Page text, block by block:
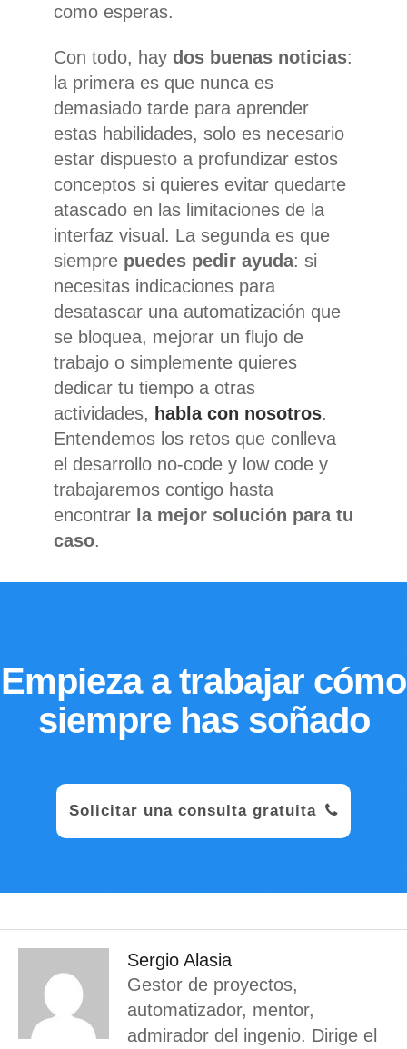
como esperas.
Con todo, hay dos buenas noticias:
la primera es que nunca es
demasiado tarde para aprender
estas habilidades, solo es necesario
estar dispuesto a profundizar estos
conceptos si quieres evitar quedarte
atascado en las limitaciones de la
interfaz visual. La segunda es que
siempre puedes pedir ayuda: si
necesitas indicaciones para
desatascar una automatización que
se bloquea, mejorar un flujo de
trabajo o simplemente quieres
dedicar tu tiempo a otras
actividades, habla con nosotros.
Entendemos los retos que conlleva
el desarrollo no-code y low code y
trabajaremos contigo hasta
encontrar la mejor solución para tu
caso.
Empieza a trabajar cómo
siempre has soñado
Solicitar una consulta gratuita
Sergio Alasia
Gestor de proyectos,
automatizador, mentor,
admirador del ingenio. Dirige el